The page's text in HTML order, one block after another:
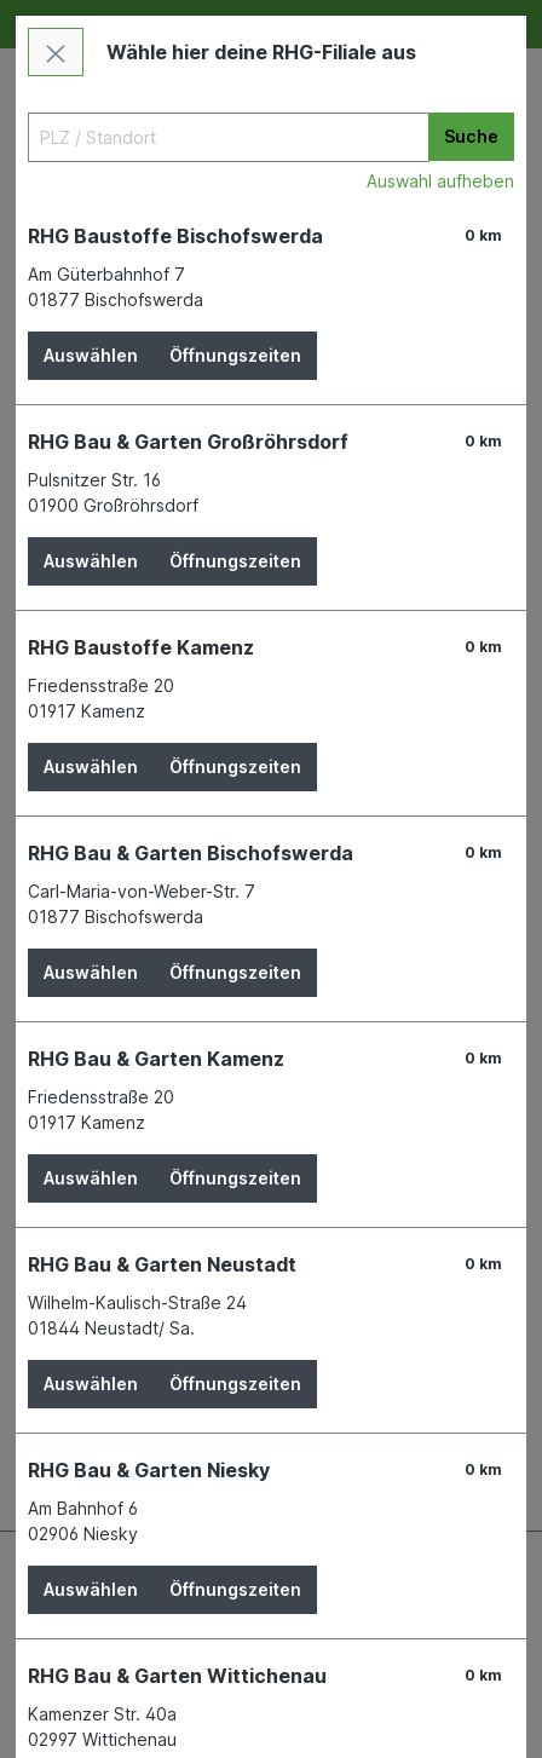
Deine RHG NEU ERLEBEN
Elektromaschinen
Akku-Schlagbohrschrauber
18V ink. 3 3,0Ah Akkus, 1
Ladegerät+ Makpack
Der Preis wird erst nach Wahl einer Filiale
Zum Merkzettel hinzufügen
Verfügbarkeit
Verfügbar in 1 Filiale Filiale auswählen
Produktnummer:04715202
Anschrift
Makita-Platz 1
Telefon
+49 2102 1004 - 0
E-Mail
WEEE-Reg.-Nr.
95501552
Wähle hier deine RHG-Filiale aus
Suche
Auswahl aufheben
0 km
RHG Baustoffe Bischofswerda
Am Güterbahnhof 7
01877 Bischofswerda
Auswählen Öffnungszeiten
0 km
RHG Bau & Garten Großröhrsdorf
Pulsnitzer Str. 16
01900 Großröhrsdorf
Auswählen Öffnungszeiten
0 km
RHG Baustoffe Kamenz
Friedensstraße 20
01917 Kamenz
Auswählen Öffnungszeiten
0 km
RHG Bau & Garten Bischofswerda
Carl-Maria-von-Weber-Str. 7
01877 Bischofswerda
Auswählen Öffnungszeiten
0 km
RHG Bau & Garten Kamenz
Friedensstraße 20
01917 Kamenz
Auswählen Öffnungszeiten
0 km
RHG Bau & Garten Neustadt
Wilhelm-Kaulisch-Straße 24
01844 Neustadt/ Sa.
Auswählen Öffnungszeiten
0 km
RHG Bau & Garten Niesky
Am Bahnhof 6
02906 Niesky
Auswählen Öffnungszeiten
0 km
RHG Bau & Garten Wittichenau
Kamenzer Str. 40a
02997 Wittichenau